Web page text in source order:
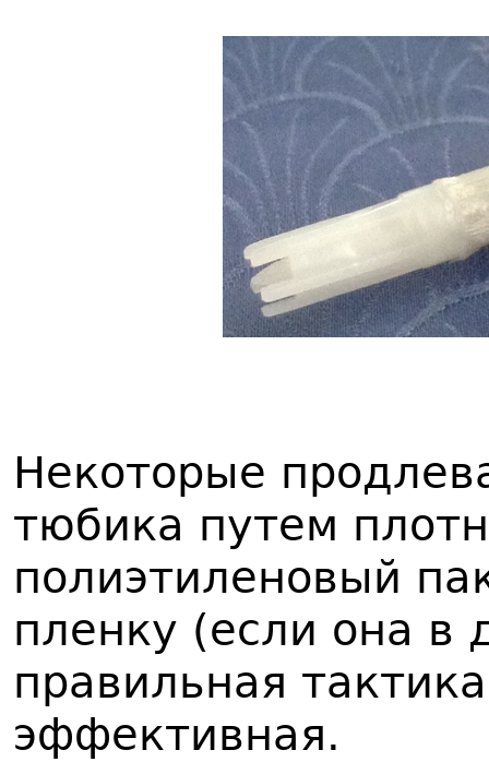
Некоторые
тюбика путем
полиэтиленовый
пленку (если она в
правильная
эффективная.